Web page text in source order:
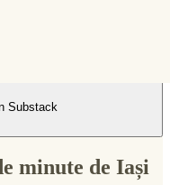
Substack
minute de Iași